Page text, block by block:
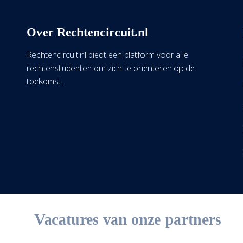
Over Rechtencircuit.nl
Rechtencircuit.nl biedt een platform voor alle
rechtenstudenten om zich te oriënteren op de
toekomst.
Vacatures van onze partners